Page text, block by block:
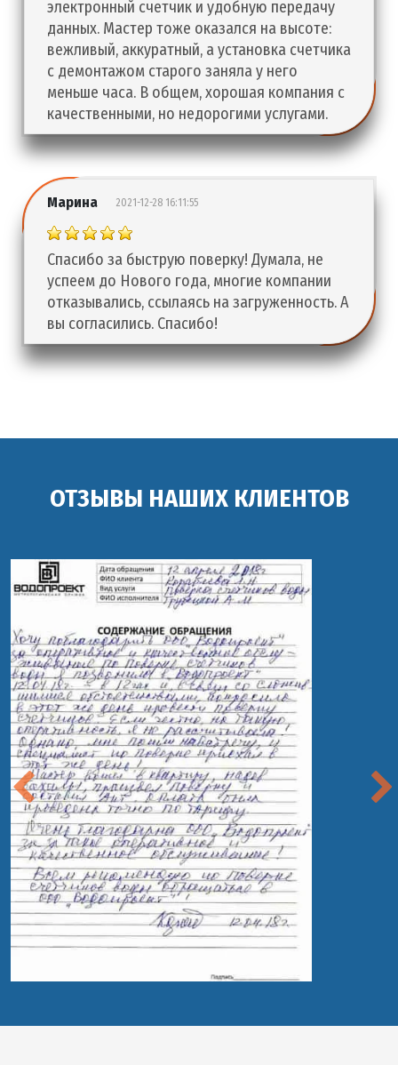
электронный счетчик и удобную передачу
данных. Мастер тоже оказался на высоте:
вежливый, аккуратный, а установка счетчика
с демонтажом старого заняла у него
меньше часа. В общем, хорошая компания с
качественными, но недорогими услугами.
Марина 2021-12-28 16:11:55
Спасибо за быструю поверку! Думала, не
успеем до Нового года, многие компании
отказывались, ссылаясь на загруженность. А
вы согласились. Спасибо!
ОТЗЫВЫ НАШИХ КЛИЕНТОВ